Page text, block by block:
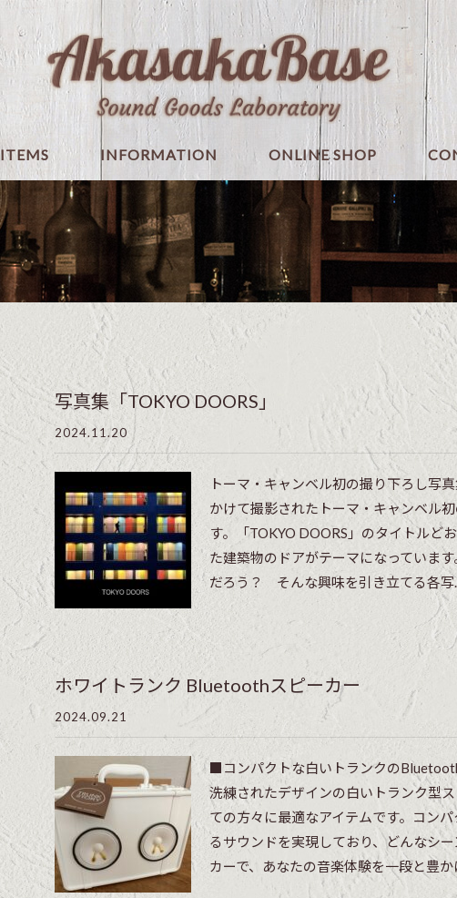
ITEMS INFORMATION ONLINE SHOP
写真集「TOKYO DOORS」
2024.11.20
トーマ・キャンベル初の撮り下ろし写
かけて撮影されたトーマ・キャンベル
す。「TOKYO DOORS」のタイトルど
た建築物のドアがテーマになっていま
だろう？ そんな興味を引き立てる各写
ホワイトランク Bluetoothスピーカー
2024.09.21
■コンパクトな白いトランクの
洗練されたデザインの白いトランク型
ての方々に最適なアイテムです。コン
るサウンドを実現しており、どんなシ
カーで、あなたの音楽体験を一段と豊